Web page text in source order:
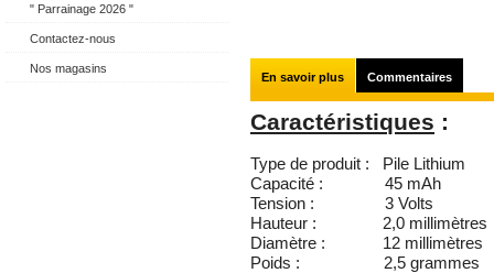
" Parrainage 2026 "
Contactez-nous
Nos magasins
En savoir plus Commentaires
Caractéristiques :
Type de produit :
Pile Lithium
Capacité : 45 mAh
Tension : 3 Volts
Hauteur : 2,0 millimètres
Diamètre : 12 millimètres
Poids : 2,5 grammes